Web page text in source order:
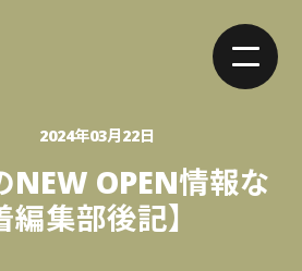
2024年03月22日
NEW OPEN情報な
集部後記】